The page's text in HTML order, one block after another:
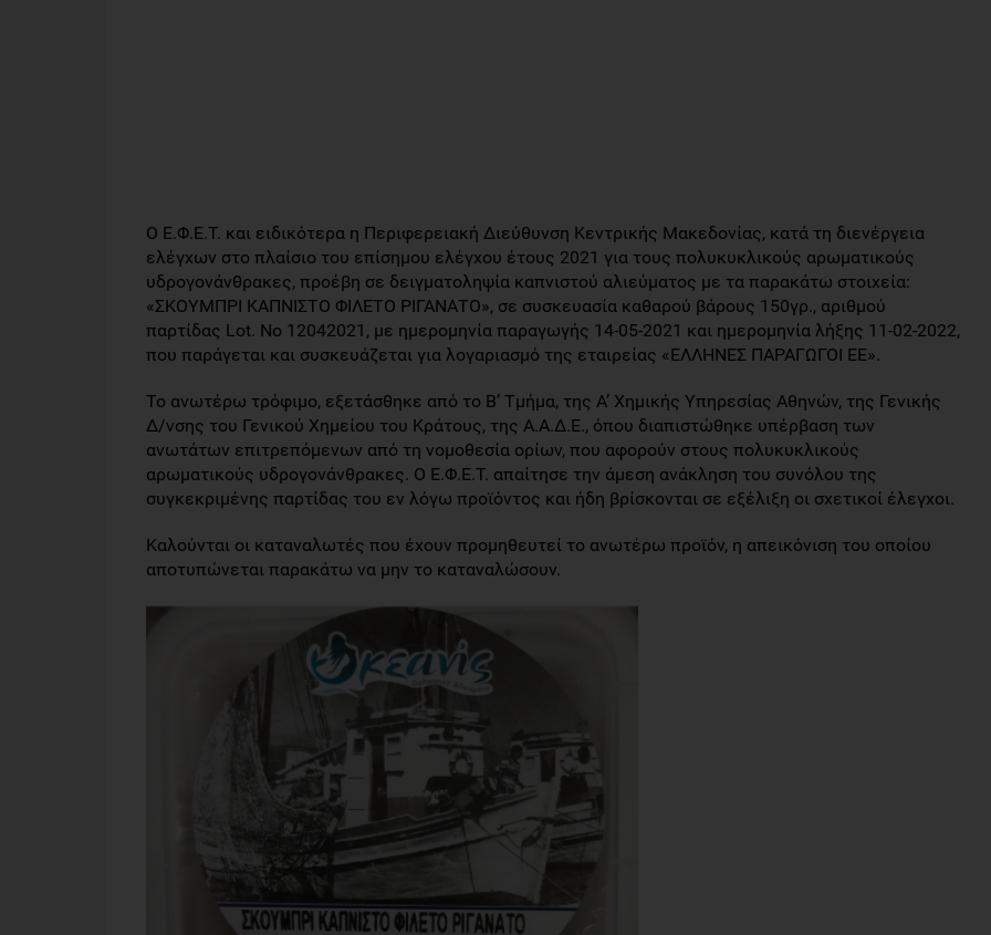
Ο Ε.Φ.Ε.Τ. και ειδικότερα η Περιφερειακή Διεύθυνση Κεντρικής Μακεδονίας, κατά τη διενέργεια
ελέγχων στο πλαίσιο του επίσημου ελέγχου έτους 2021 για τους πολυκυκλικούς αρωματικούς
υδρογονάνθρακες, προέβη σε δειγματοληψία καπνιστού αλιεύματος με τα παρακάτω στοιχεία:
«ΣΚΟΥΜΠΡΙ ΚΑΠΝΙΣΤΟ ΦΙΛΕΤΟ ΡΙΓΑΝΑΤΟ», σε συσκευασία καθαρού βάρους 150γρ., αριθμού
παρτίδας Lot. No 12042021, με ημερομηνία παραγωγής 14-05-2021 και ημερομηνία λήξης 11-02-2022,
που παράγεται και συσκευάζεται για λογαριασμό της εταιρείας «ΕΛΛΗΝΕΣ ΠΑΡΑΓΩΓΟΙ ΕΕ».
Το ανωτέρω τρόφιμο, εξετάσθηκε από το Β’ Τμήμα, της Α’ Χημικής Υπηρεσίας Αθηνών, της Γενικής
Δ/νσης του Γενικού Χημείου του Κράτους, της Α.Α.Δ.Ε., όπου διαπιστώθηκε υπέρβαση των
ανωτάτων επιτρεπόμενων από τη νομοθεσία ορίων, που αφορούν στους πολυκυκλικούς
αρωματικούς υδρογονάνθρακες. Ο Ε.Φ.Ε.Τ. απαίτησε την άμεση ανάκληση του συνόλου της
συγκεκριμένης παρτίδας του εν λόγω προϊόντος και ήδη βρίσκονται σε εξέλιξη οι σχετικοί έλεγχοι.
Καλούνται οι καταναλωτές που έχουν προμηθευτεί το ανωτέρω προϊόν, η απεικόνιση του οποίου
αποτυπώνεται παρακάτω να μην το καταναλώσουν.